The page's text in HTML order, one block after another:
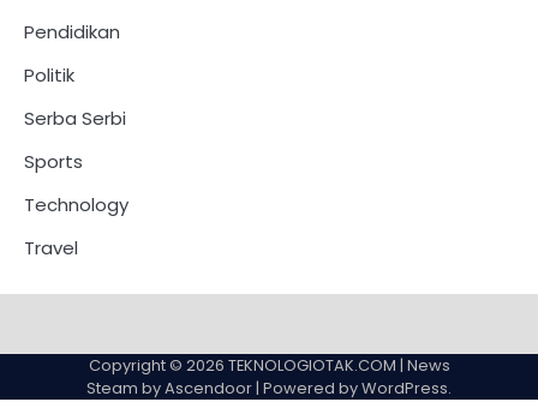
Pendidikan
Politik
Serba Serbi
Sports
Technology
Travel
Copyright © 2026 TEKNOLOGIOTAK.COM | News
Steam byAscendoor| Powered byWordPress.